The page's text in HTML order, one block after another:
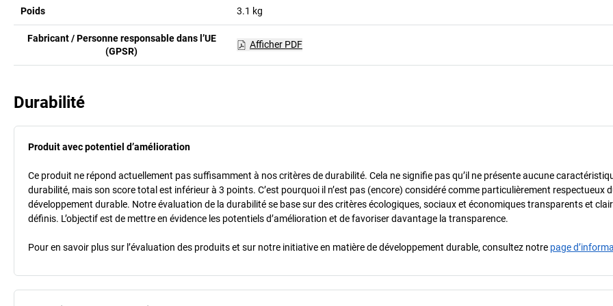
Poids 3.1 kg
Fabricant / Personne responsable dans l’UE
(GPSR)
Afficher PDF
Durabilité
Produit avec potentiel d’amélioration
Ce produit ne répond actuellement pas suffisamment à nos critères de durabilité. Cela ne signifie pas qu’il ne présente aucune
durabilité, mais son score total est inférieur à 3 points. C’est pourquoi il n’est pas (encore) considéré comme particulièrement respectueux
développement durable. Notre évaluation de la durabilité se base sur des critères écologiques, sociaux et économiques transparents et
définis. L’objectif est de mettre en évidence les potentiels d’amélioration et de favoriser davantage la transparence.
Pour en savoir plus sur l’évaluation des produits et sur notre initiative en matière de développement durable, consultez notre page